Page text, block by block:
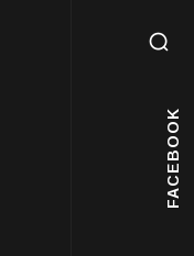
FACEBOOK